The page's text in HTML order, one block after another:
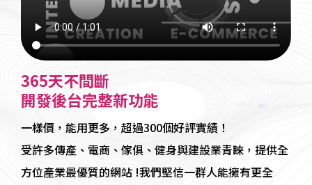
365天不間斷
開發後台完整新功能
一樣價，能用更多，超過300個好評實績！
受許多傳產、電商、傢俱、健身與建設業青睞，提供全
方位產業最優質的網站 !我們堅信一群人能擁有更全